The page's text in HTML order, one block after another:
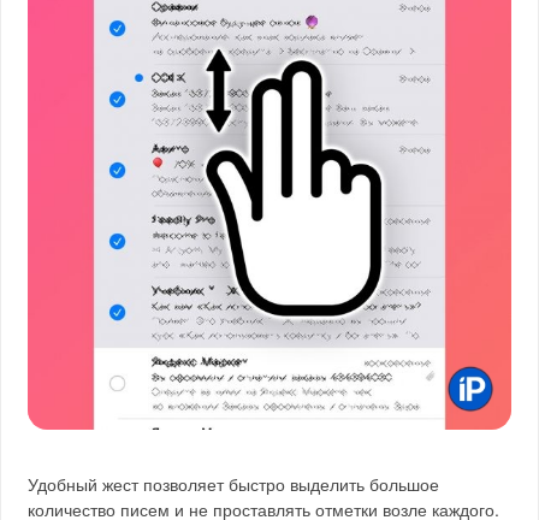
Удобный жест позволяет быстро выделить большое
количество писем и не проставлять отметки возле каждого.